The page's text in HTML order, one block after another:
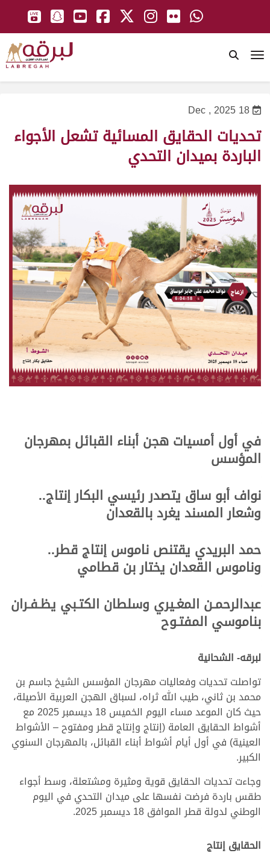
18 Dec , 2025
تحديات الحقايق المسائية تشعل الأجواء
الباردة بميدان التحدي
في أول أمسيات هجن أبناء القبائل بمهرجان
المؤسس
نواف أبو ساق يتصدر رئيسي البكار إنتاج..
وشعار المسند يغرد بالقعدان
حمد البريدي يقتنص ناموس إنتاج قطر..
وناموس القعدان يختار بن قطامي
عبدالرحمـن المغـيري وسلطان الكتـبي يظـفـران
بناموسي المفتـوح
لبرقه- الشحانية
تواصلت تحديات وفعاليات مهرجان المؤسس الشيخ جاسم بن
محمد بن ثاني، طيب الله ثراه، لسباق الهجن العربية الأصيلة،
حيث كان الموعد مساء اليوم الخميس 18 ديسمبر 2025 مع
أشواط الحقايق العامة (إنتاج وإنتاج قطر ومفتوح – الأشواط
العينية) في أول أيام أشواط أبناء القبائل، بالمهرجان السنوي
الكبير.
وجاءت تحديات الحقايق قوية ومثيرة ومشتعلة، وسط أجواء
طقس باردة فرضت نفسها على ميدان التحدي في اليوم
الوطني لدولة قطر الموافق 18 ديسمبر 2025.
الحقايق إنتاج